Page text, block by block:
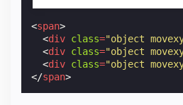
<span>
<div class="object
<div class="object
<div class="object
</span>